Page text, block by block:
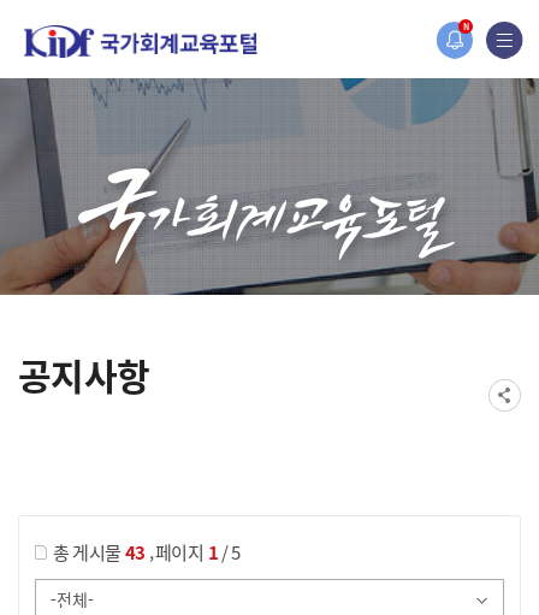
N
홈페이지가 새롭게 개편되었습니다.
한국조세재정연구원홈페이지가 새롭게 개설되었습니다.
공지사항
총 게시물43 ,페이지 1/ 5